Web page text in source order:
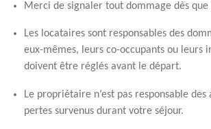
Merci de signaler tout dommage dès que
Les locataires sont responsables des
eux-mêmes, leurs co-occupants ou leurs
doivent être réglés avant le départ.
Le propriétaire n’est pas responsable des
pertes survenus durant votre séjour.